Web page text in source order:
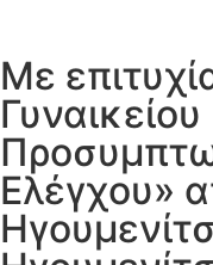
Με
Γυναικείου
Ελέγχου»